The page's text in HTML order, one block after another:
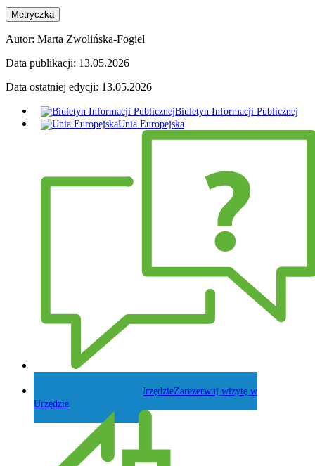
Metryczka
Autor: Marta Zwolińska-Fogiel
Data publikacji: 13.05.2026
Data ostatniej edycji: 13.05.2026
Biuletyn Informacji Publicznej
Unia Europejska
Zarezerwuj wizytę w
Urzędzie